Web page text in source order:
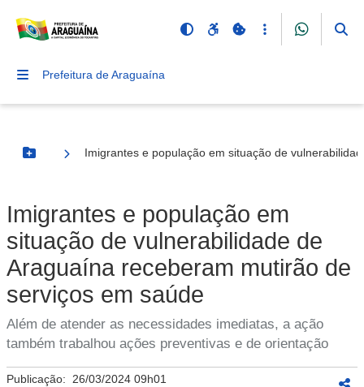
Prefeitura de Araguaína
Botão Menu
Imigrantes e população em situação de
Imigrantes e população em
situação de vulnerabilidade de
Araguaína receberam mutirão de
serviços em saúde
Além de atender as necessidades imediatas, a ação
também trabalhou ações preventivas e de orientação
Publicação: 26/03/2024 09h01